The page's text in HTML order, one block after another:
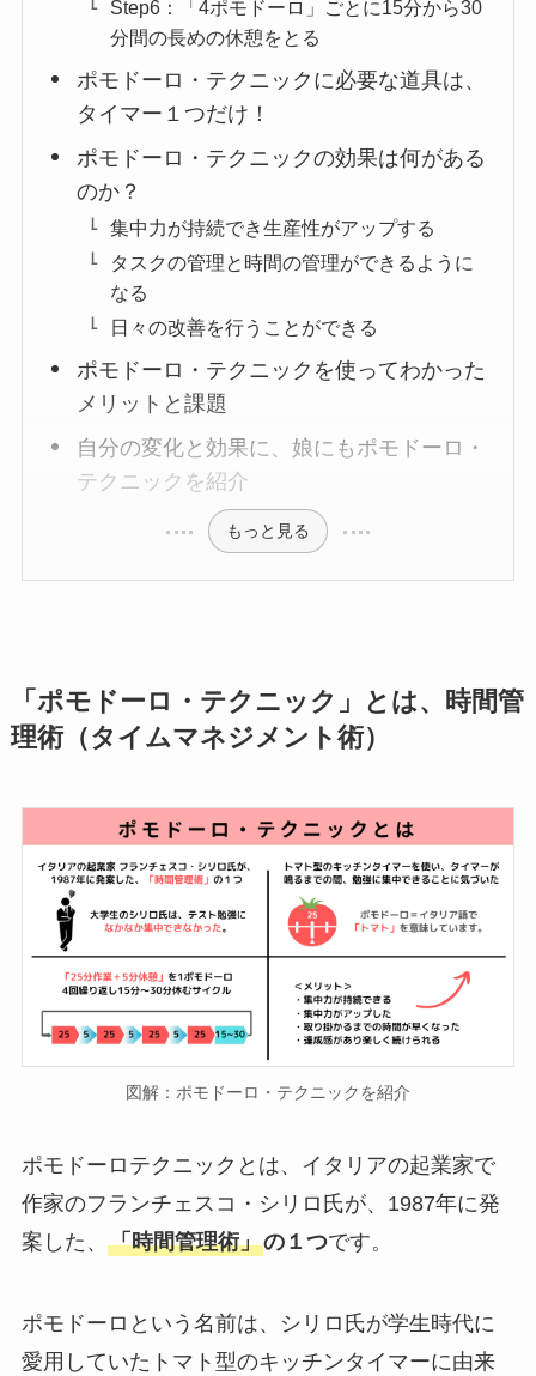
Step6：「4ポモドーロ」ごとに15分から30
分間の長めの休憩をとる
ポモドーロ・テクニックに必要な道具は、
タイマー１つだけ！
ポモドーロ・テクニックの効果は何がある
のか？
集中力が持続でき生産性がアップする
タスクの管理と時間の管理ができるように
なる
日々の改善を行うことができる
ポモドーロ・テクニックを使ってわかった
メリットと課題
自分の変化と効果に、娘にもポモドーロ・
テクニックを紹介
もっと見る
「ポモドーロ・テクニック」とは、時間管
理術（タイムマネジメント術）
図解：ポモドーロ・テクニックを紹介
ポモドーロテクニックとは、イタリアの起業家で
作家のフランチェスコ・シリロ氏が、1987年に発
案した、 「時間管理術」の１つです。
ポモドーロという名前は、シリロ氏が学生時代に
愛用していたトマト型のキッチンタイマーに由来